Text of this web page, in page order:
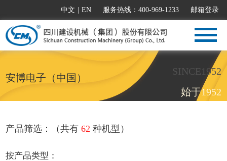
中文 EN 服务热线：400-969-1233 邮箱登录
安博电子（中国）
SINCE1952
始于1952
产品筛选：（共有62 种机型）
按产品类型：